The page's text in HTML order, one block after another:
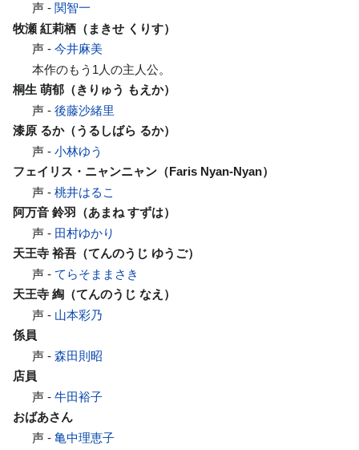
声 - 関智一
牧瀬 紅莉栖（まきせ くりす）
声 -今井麻美
本作のもう1人の主人公。
桐生 萌郁（きりゅう もえか）
声 -後藤沙緒里
漆原 るか（うるしばら るか）
声 -小林ゆう
フェイリス・ニャンニャン（Faris Nyan-Nyan）
声 -桃井はるこ
阿万音 鈴羽（あまね すずは）
声 - 田村ゆかり
天王寺 裕吾（てんのうじ ゆうご）
声 -てらそままさき
天王寺 綯（てんのうじ なえ）
声 - 山本彩乃
係員
声 -森田則昭
店員
声 -牛田裕子
おばあさん
声 -亀中理恵子